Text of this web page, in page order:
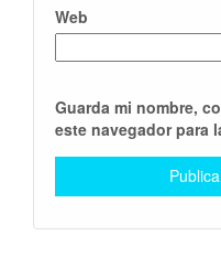
Web
Guarda mi nombre,
este navegador para